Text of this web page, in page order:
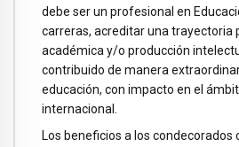
debe ser un profesional en
carreras, acreditar una trayectoria
académica y/o producción
contribuido de manera
educación, con impacto en el
internacional.
Los beneficios a los condecorados